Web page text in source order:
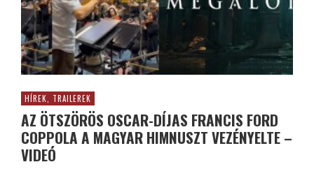
HÍREK, TRAILEREK
AZ ÖTSZÖRÖS OSCAR-DÍJAS FRANCIS FORD
COPPOLA A MAGYAR HIMNUSZT VEZÉNYELTE –
VIDEÓ